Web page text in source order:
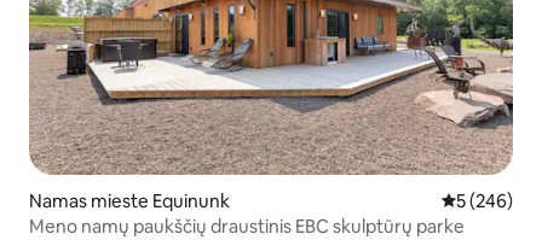
Namas mieste Equinunk Vidutinis
5 (246)
Meno namų paukščių draustinis EBC skulptūrų parke